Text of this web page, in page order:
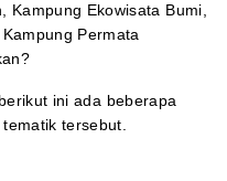
Kampung Ekowisata Bumi,
Permata
ini ada beberapa
tersebut.